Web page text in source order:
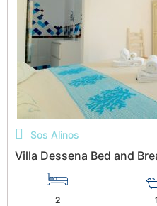
Sos Alinos
Villa Dessena Bed and
2